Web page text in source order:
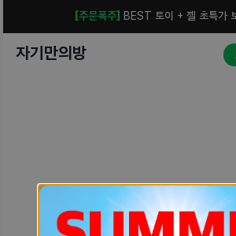
[주문폭주] BEST 토이 + 젤 초특가
자기만의방